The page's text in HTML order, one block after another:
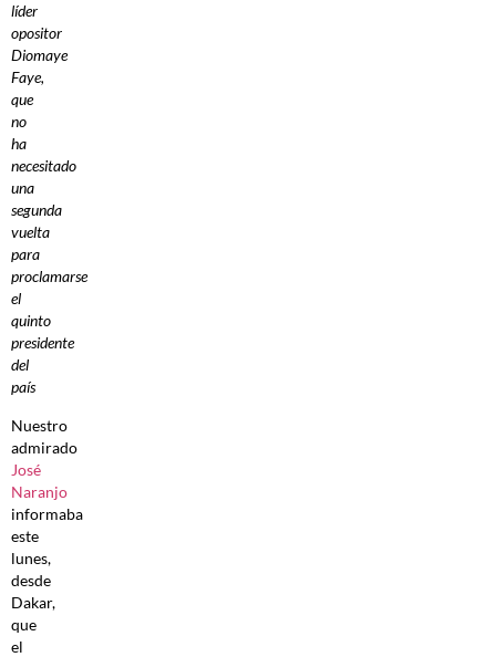
líder
opositor
Diomaye
Faye,
que
no
ha
necesitado
una
segunda
vuelta
para
proclamarse
el
quinto
presidente
del
país
Nuestro
admirado
José
Naranjo
informaba
este
lunes,
desde
Dakar,
que
el